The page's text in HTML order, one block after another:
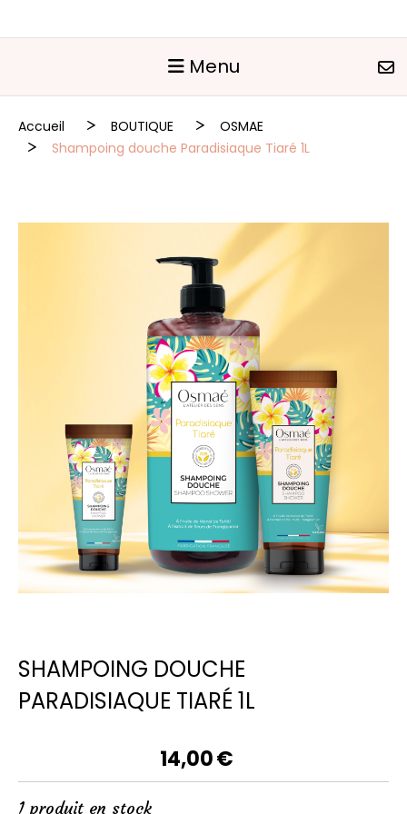
Menu
Accueil BOUTIQUE
OSMAE
Shampoing douche Paradisiaque Tiaré 1L
SHAMPOING DOUCHE
PARADISIAQUE TIARÉ 1L
14,00€
1 produit en stock